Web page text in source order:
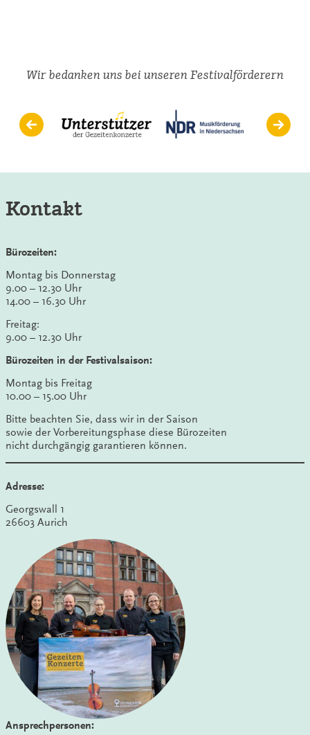
Wir bedanken uns bei unseren Festivalförderern
Kontakt
Bürozeiten:
Montag bis Donnerstag
9.00 – 12.30 Uhr
14.00 – 16.30 Uhr
Freitag:
9.00 – 12.30 Uhr
Bürozeiten in der Festivalsaison:
Montag bis Freitag
10.00 – 15.00 Uhr
Bitte beachten Sie, dass wir in der Saison
sowie der Vorbereitungsphase diese Bürozeiten
nicht durchgängig garantieren können.
Adresse:
Georgswall 1
26603 Aurich
Ansprechpersonen: